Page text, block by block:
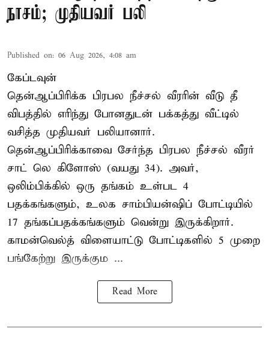
நாசம்; முதியவர் பலி
Published on: 06 Aug 2026, 4:08 am
கேப்டவுன்
தென்ஆப்பிரிக்க பிரபல நீச்சல் வீரரின் வீடு தீ
விபத்தில் எரிந்து போனதுடன் பக்கத்து வீட்டில்
வசித்த முதியவர் பலியானார்.
தென்ஆப்பிரிக்காவை சேர்ந்த பிரபல நீச்சல் வீரர்
சாட் லெ கிளோஸ் (வயது 34). அவர்,
ஒலிம்பிக்கில் ஒரு தங்கம் உள்பட 4
பதக்கங்களும், உலக சாம்பியன்ஷிப் போட்டியில்
17 தங்கப்பதக்கங்களும் வென்று இருக்கிறார்.
காமன்வெல்த் விளையாட்டு போட்டிகளில் 5 முறை
பங்கேற்று இருக்கும ...
Read More